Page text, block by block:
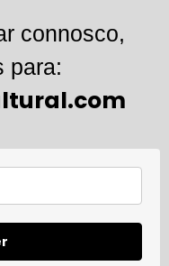
connosco,
para: